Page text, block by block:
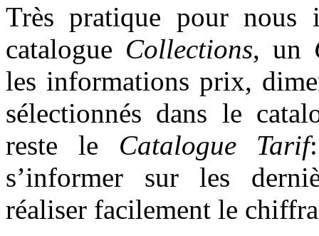
Très pratique pour nous
catalogue Collections, un
les informations prix,
sélectionnés dans le
reste le Catalogue Tarif
s’informer sur les
réaliser facilement le